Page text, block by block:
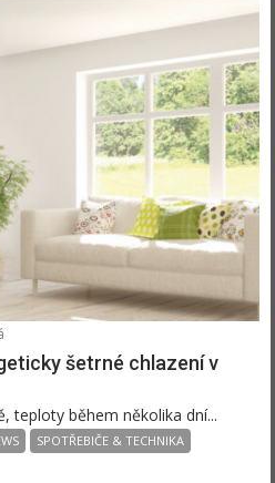
šetrné chlazení v
teploty během několika dní...
SPOTŘEBIČE & TECHNIKA